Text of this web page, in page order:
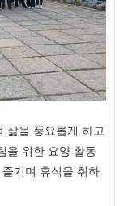
삶을 풍요롭게 하고
을 위한 요양 활동
기며 휴식을 취하